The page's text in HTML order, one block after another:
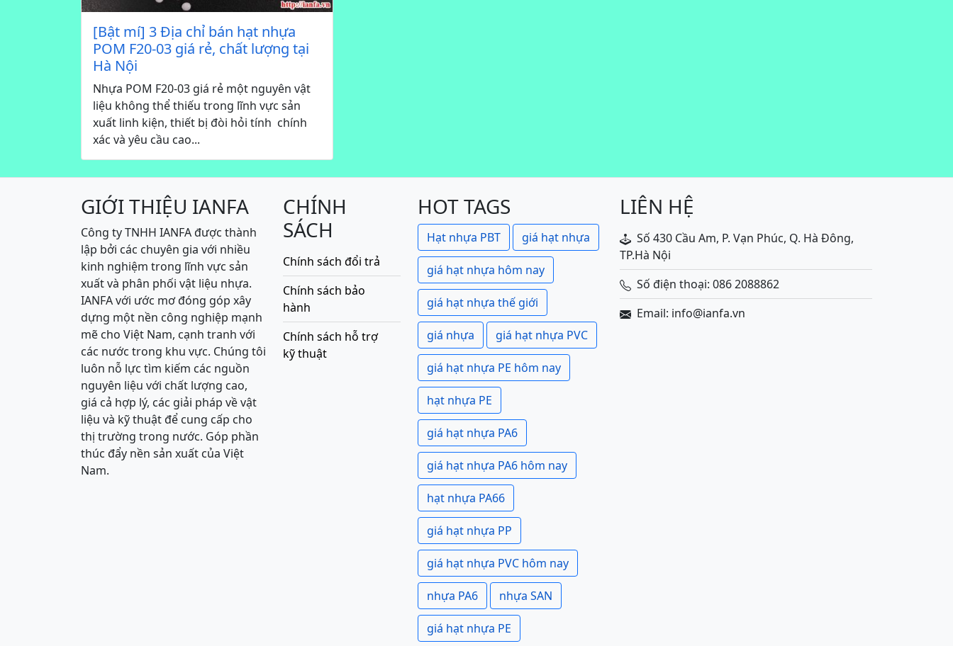
[Bật mí] 3 Địa chỉ bán hạt nhựa
POM F20-03 giá rẻ, chất lượng tại
Hà Nội
Nhựa POM F20-03 giá rẻ một nguyên vật
liệu không thể thiếu trong lĩnh vực sản
xuất linh kiện, thiết bị đòi hỏi tính chính
xác và yêu cầu cao...
GIỚI THIỆU IANFA
Công ty TNHH IANFA được thành
lập bởi các chuyên gia với nhiều
kinh nghiệm trong lĩnh vực sản
xuất và phân phối vật liệu nhựa.
IANFA với ước mơ đóng góp xây
dựng một nền công nghiệp mạnh
mẽ cho Việt Nam, cạnh tranh với
các nước trong khu vực. Chúng tôi
luôn nỗ lực tìm kiếm các nguồn
nguyên liệu với chất lượng cao,
giá cả hợp lý, các giải pháp về vật
liệu và kỹ thuật để cung cấp cho
thị trường trong nước. Góp phần
thúc đẩy nền sản xuất của Việt
Nam.
CHÍNH
SÁCH
Chính sách đổi trả
Chính sách bảo
hành
Chính sách hỗ trợ
kỹ thuật
HOT TAGS
Hạt nhựa PBT giá hạt nhựa
giá hạt nhựa hôm nay
giá hạt nhựa thế giới
giá nhựa giá hạt nhựa PVC
giá hạt nhựa PE hôm nay
hạt nhựa PE
giá hạt nhựa PA6
giá hạt nhựa PA6 hôm nay
hạt nhựa PA66
giá hạt nhựa PP
giá hạt nhựa PVC hôm nay
nhựa PA6 nhựa SAN
giá hạt nhựa PE
LIÊN HỆ
Số 430 Cầu Am, P. Vạn Phúc, Q. Hà Đông,
TP.Hà Nội
Số điện thoại: 086 2088862
Email: info@ianfa.vn